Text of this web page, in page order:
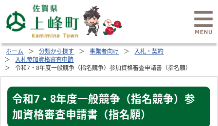
ホーム 分類から探す 事業者向け
入札・契約
入札参加資格審査申請
令和7・8年度一般競争（指名競争）参加資格審査申請書（指名願）
令和7・8年度一般競争（指名競争）参
加資格審査申請書（指名願）